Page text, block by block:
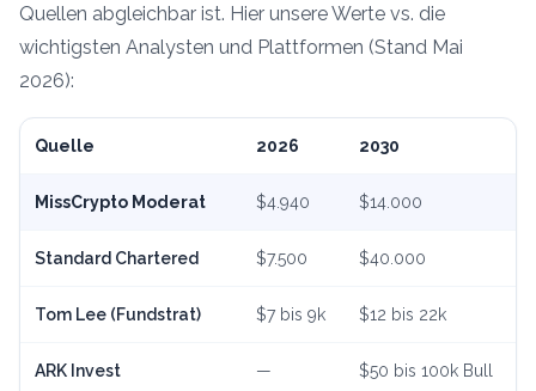
Quellen abgleichbar ist. Hier unsere Werte vs. die
wichtigsten Analysten und Plattformen (Stand Mai
2026):
Quelle 2026 2030
MissCrypto Moderat $4.940 $14.000
Standard Chartered $7.500 $40.000
Tom Lee (Fundstrat) $7 bis 9k $12 bis 22k
ARK Invest — $50 bis 100k Bull